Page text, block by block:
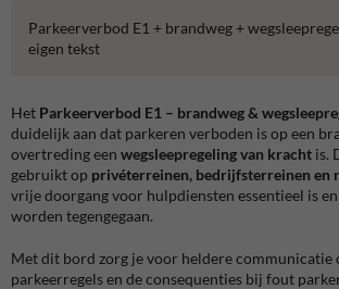
Parkeerverbod E1 + brandweg +
eigen tekst
Het Parkeerverbod E1 – brandweg &
duidelijk aan dat parkeren verboden is op een
overtreding een wegsleepregeling van kracht is.
gebruikt op privéterreinen, bedrijfsterreinen en
vrije doorgang voor hulpdiensten essentieel is
worden tegengegaan.
Met dit bord zorg je voor heldere communicatie
parkeerregels en de consequenties bij fout